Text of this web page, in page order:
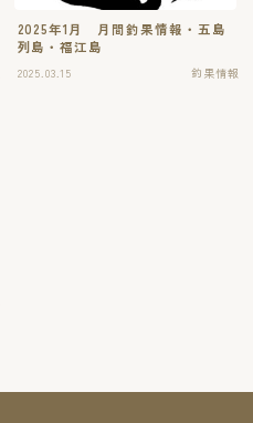
2025年1月 月間釣果情報・五島
列島・福江島
2025.03.15 釣果情報